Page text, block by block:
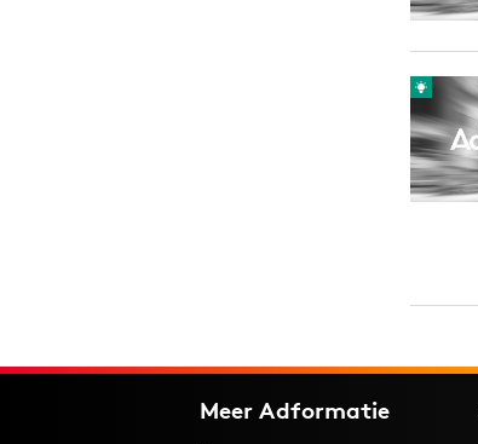
Meer Adformatie